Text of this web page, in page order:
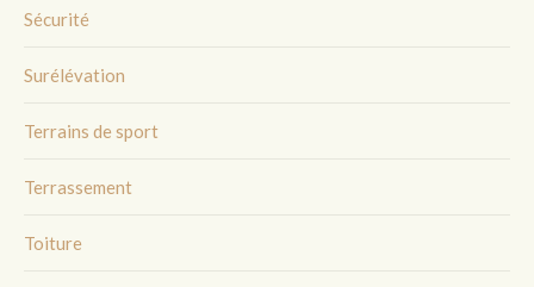
Sécurité
Surélévation
Terrains de sport
Terrassement
Toiture